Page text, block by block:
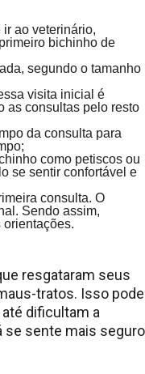
ao veterinário,
bichinho de
segundo o tamanho
visita inicial é
as consultas pelo resto
da consulta para
como petiscos ou
se sentir confortável e
consulta. O
Sendo assim,
orientações.
resgataram seus
tratos. Isso pode
dificultam a
se sente mais seguro